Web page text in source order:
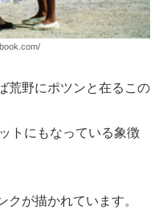
荒野にポツンと在るこの
トにもなっている象徴
クが描かれています。